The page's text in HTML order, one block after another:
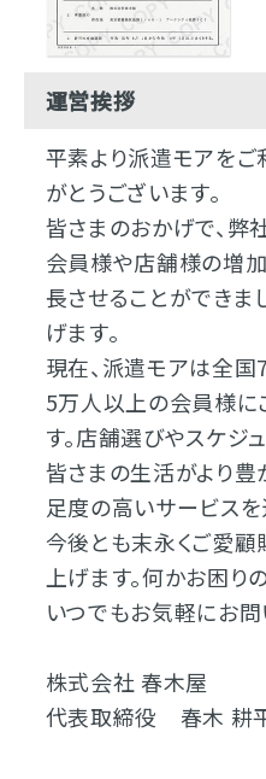
運営挨拶
平素より派遣モアをご
がとうございます。
皆さまのおかげで、弊
会員様や店舗様の増
長させることができま
げます。
現在、派遣モアは全
5万人以上の会員様に
す。店舗選びやスケジ
皆さまの生活がより豊
足度の高いサービスを
今後とも末永くご愛顧
上げます。何かお困り
いつでもお気軽にお問
株式会社 春木屋
代表取締役 春木 耕